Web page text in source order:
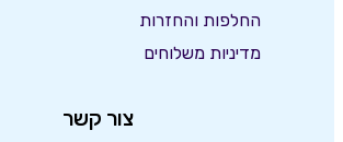
החלפות והחזרות
מדיניות משלוחים
צור קשר